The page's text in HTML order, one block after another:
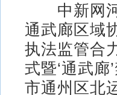
中新网河
通武廊区域
执法监管合
式暨‘通武
市通州区北